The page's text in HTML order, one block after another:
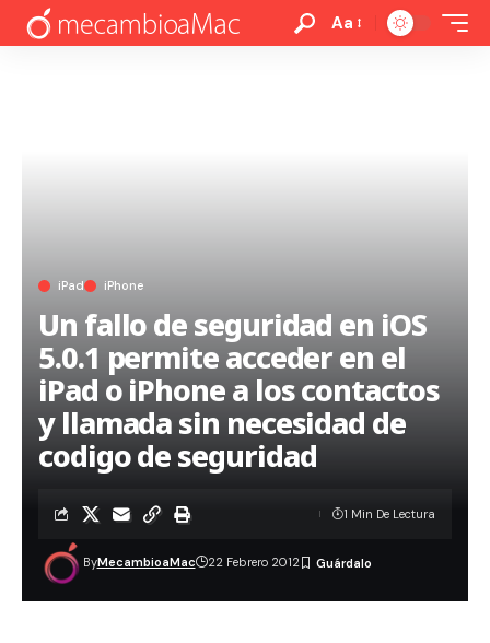
Aa
iPad iPhone
Un fallo de seguridad en iOS
5.0.1 permite acceder en el
iPad o iPhone a los contactos
y llamada sin necesidad de
codigo de seguridad
ByMecambioaMac 22 Febrero 2012
1 Min De Lectura